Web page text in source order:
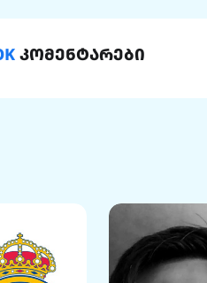
კომენტარები